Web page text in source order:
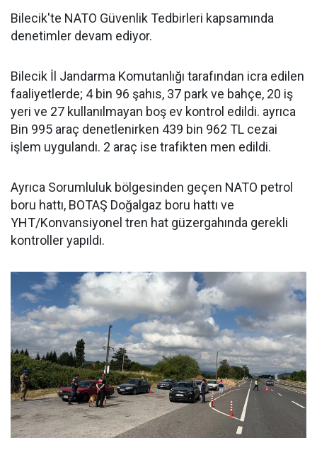
Bilecik'te NATO Güvenlik Tedbirleri kapsamında
denetimler devam ediyor.
Bilecik İl Jandarma Komutanlığı tarafından icra edilen
faaliyetlerde; 4 bin 96 şahıs, 37 park ve bahçe, 20 iş
yeri ve 27 kullanılmayan boş ev kontrol edildi. ayrıca
Bin 995 araç denetlenirken 439 bin 962 TL cezai
işlem uygulandı. 2 araç ise trafikten men edildi.
Ayrıca Sorumluluk bölgesinden geçen NATO petrol
boru hattı, BOTAŞ Doğalgaz boru hattı ve
YHT/Konvansiyonel tren hat güzergahında gerekli
kontroller yapıldı.